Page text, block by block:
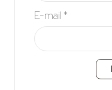
E-mail *